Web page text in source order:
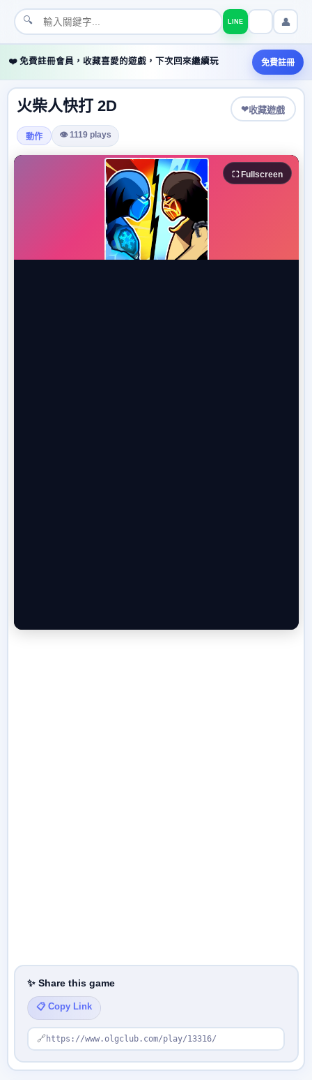
🔍 LINE 👤
❤️ 免費註冊會員，收藏喜愛的遊戲，下次回來繼續玩 免費註冊
火柴人快打 2D ❤收藏遊戲
動作 👁 1119 plays
⛶ Fullscreen
✨ Share this game
📋 Copy Link
🔗 https://www.olgclub.com/play/13316/